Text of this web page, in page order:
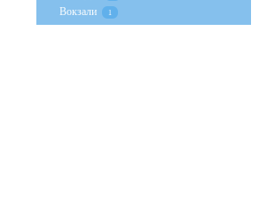
Вокзали 1